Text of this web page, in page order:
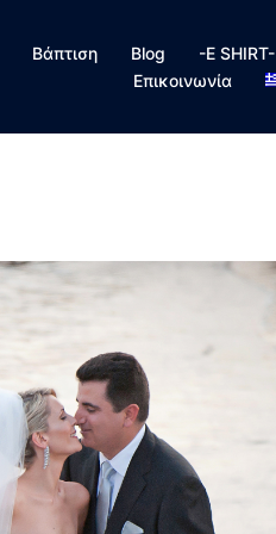
Βάπτιση Blog -E SHIRT-
Επικοινωνία